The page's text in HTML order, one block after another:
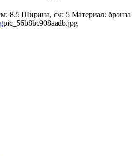
8.5 Ширина, см: 5 Материал: бронза
pic_56b8bc908aadb.jpg